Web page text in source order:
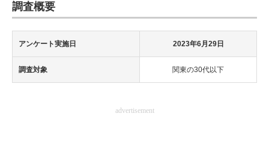
調査概要
アンケート実施日 2023年6月29日
調査対象 関東の30代以下
advertisement